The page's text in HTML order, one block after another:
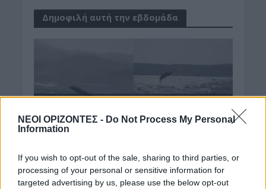
ΝΕΟΙ ΟΡΙΖΟΝΤΕΣ - Do Not Process My Personal
Information
If you wish to opt-out of the sale, sharing to third parties, or
processing of your personal or sensitive information for
targeted advertising by us, please use the below opt-out
Δημοφιλή αυτή την εβδομάδα